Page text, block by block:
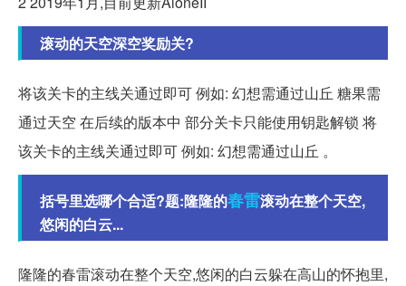
滚动的天空深空奖励关?
将该关卡的主线关通过即可 例如: 幻想需通过山丘 糖果需
通过天空 在后续的版本中 部分关卡只能使用钥匙解锁 将
该关卡的主线关通过即可 例如: 幻想需通过山丘 。
括号里选哪个合适?题:隆隆的春雷滚动在整个天空,
悠闲的白云...
隆隆的春雷滚动在整个天空,悠闲的白云躲在高山的怀抱里,